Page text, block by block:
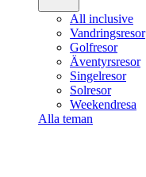
All inclusive
Vandringsresor
Golfresor
Äventyrsresor
Singelresor
Solresor
Weekendresa
Alla teman